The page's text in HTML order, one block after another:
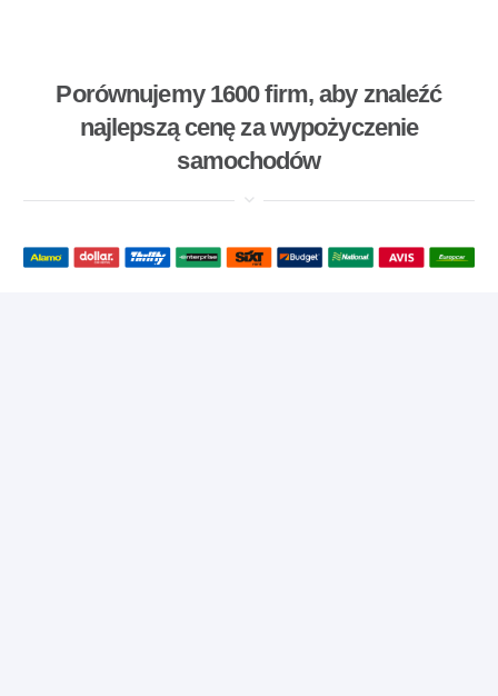
Porównujemy 1600 firm, aby znaleźć
najlepszą cenę za wypożyczenie
samochodów